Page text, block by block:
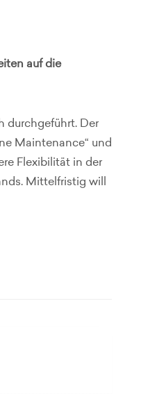
auf die
durchgeführt. Der
Maintenance“ und
Flexibilität in der
Mittelfristig will